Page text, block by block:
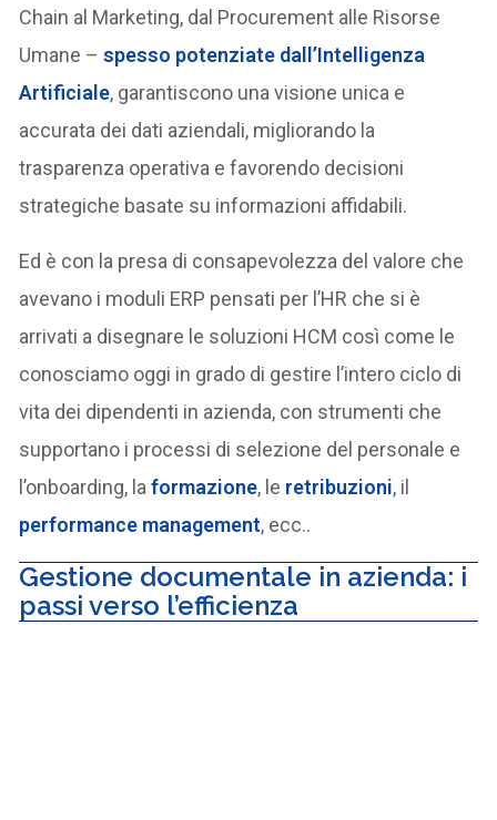
Chain al Marketing, dal Procurement alle Risorse
Umane –spesso potenziate dall’Intelligenza
Artificiale, garantiscono una visione unica e
accurata dei dati aziendali, migliorando la
trasparenza operativa e favorendo decisioni
strategiche basate su informazioni affidabili.
Ed è con la presa di consapevolezza del valore che
avevano i moduli ERP pensati per l’HR che si è
arrivati a disegnare le soluzioni HCM così come le
conosciamo oggi in grado di gestire l’intero ciclo di
vita dei dipendenti in azienda, con strumenti che
supportano i processi di selezione del personale e
l’onboarding, laformazione, le retribuzioni, il
performance management, ecc..
Gestione documentale in azienda: i
passi verso l’efficienza